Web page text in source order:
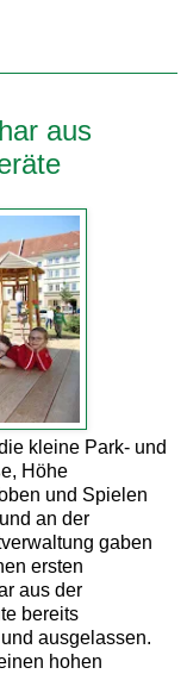
aus
kleine Park- und
Höhe
und Spielen
an der
gaben
ersten
aus der
bereits
ausgelassen.
hohen